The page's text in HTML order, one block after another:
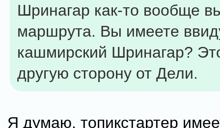
Шринагар как-то вообще
маршрута. Вы имеете
кашмирский Шринагар?
другую сторону от Дели.
Я думаю, топикстартер